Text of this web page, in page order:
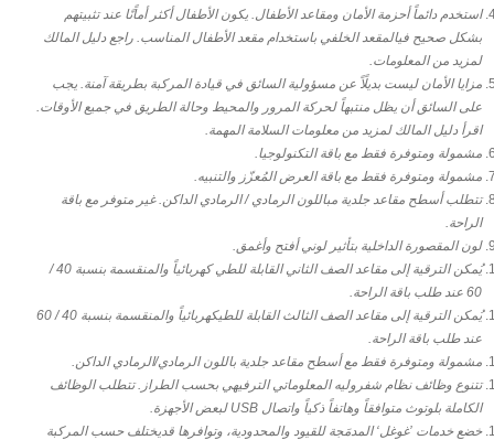
استخدم دائماً أحزمة الأمان ومقاعد الأطفال. يكون الأطفال أكثر أماًنًا عند تثبيتهم
بشكل صحيح فيالمقعد الخلفي باستخدام مقعد الأطفال المناسب. راجع دليل المالك
لمزيد من المعلومات.
مزايا الأمان ليست بديلًاً عن مسؤولية السائق في قيادة المركبة بطريقة آمنة. يجب
على السائق أن يظل منتبهاً لحركة المرور والمحيط وحالة الطريق في جميع الأوقات.
اقرأ دليل المالك لمزيد من معلومات السلامة المهمة.
مشمولة ومتوفرة فقط مع باقة التكنولوجيا.
مشمولة ومتوفرة فقط مع باقة العرض المُعزّز والتنبيه.
تتطلب أسطح مقاعد جلدية مباللون الرمادي / الرمادي الداكن. غير متوفر مع باقة
الراحة.
لون المقصورة الداخلية بتأثير لوني أفتح وأغمق.
يُمكن الترقية إلى مقاعد الصف الثاني القابلة للطي كهربائياً والمنقسمة بنسبة 40 /
60 عند طلب باقة الراحة.
يُمكن الترقية إلى مقاعد الصف الثالث القابلة للطيكهربائياً والمنقسمة بنسبة 40 / 60
عند طلب باقة الراحة.
مشمولة ومتوفرة فقط مع أسطح مقاعد جلدية باللون الرمادي/الرمادي الداكن.
تتنوع وظائف نظام شفروليه المعلوماتي الترفيهي بحسب الطراز. تتطلب الوظائف
الكاملة بلوتوث متوافقاً وهاتفاً ذكياً واتصال USB لبعض الأجهزة.
خضع خدمات ’غوغل‘ المدمَجة للقيود والمحدودية، وتوافرها قديختلف حسب المركبة